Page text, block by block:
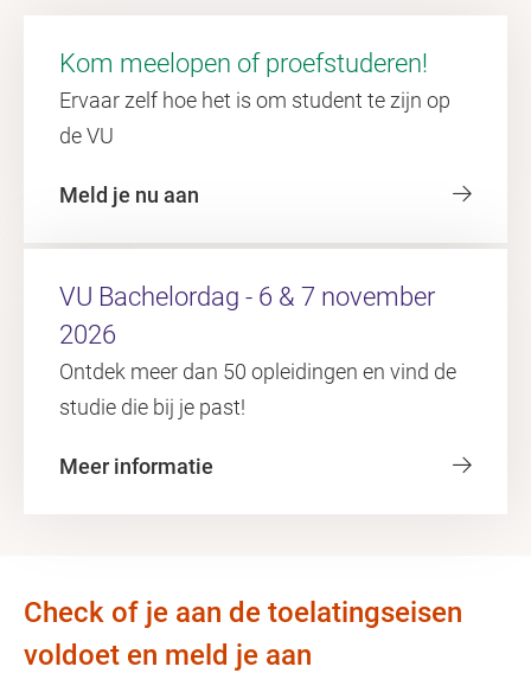
Kom meelopen of proefstuderen!
Ervaar zelf hoe het is om student te zijn op
de VU
Meld je nu aan
VU Bachelordag - 6 & 7 november
2026
Ontdek meer dan 50 opleidingen en vind de
studie die bij je past!
Meer informatie
Check of je aan de toelatingseisen
voldoet en meld je aan